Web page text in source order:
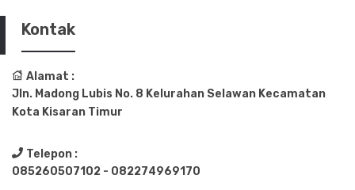
Kontak
Alamat :
Jln. Madong Lubis No. 8 Kelurahan Selawan Kecamatan
Kota Kisaran Timur
Telepon :
085260507102 - 082274969170